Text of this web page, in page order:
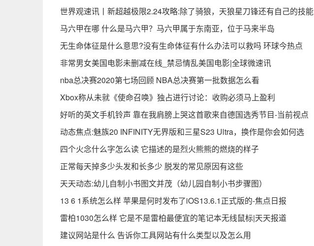
世界观速讯丨新超越极限2.24攻略:除了骑狼，天狼星刀锋还有自己的技能
马六甲在哪 什么是马六甲？马六甲属于东南亚，位于马来半岛
无生命体征是什么意思?没有生命体征有什么办法可以救吗 环球今热点
非常男女美国电影未删减在线_禁忌情乱美国电影|全球微速讯
nba总决赛2020第七场回顾 NBA总决赛第一批数据怎么看
Xbox称从未就《使命召唤》独占进行讨论：收购必须马上盈利
好听的英文手机铃声 靠在我肩膀上哭这首歌来自德国选秀节目-当前视点
动态焦点:魅族20 INFINITY无界版和三星S23 Ultra，换作是你会如何选
四个火念什么字怎么读 它描述的是烈火熊熊的燃烧的样子
正常每天掉多少头发和长多少 脱发的常见原因有这些
天天动态:幼儿自制小书图文并茂（幼儿园自制小书步骤图）
13 6 1系统怎么样 苹果是何时发布了iOS13.6.1正式版的-焦点日报
雷柏1030怎么样 它是不是雷柏最便宜的笔记本无线鼠标|天天报道
建议网站是什么 告诉你工具网站有什么类型以及怎么用